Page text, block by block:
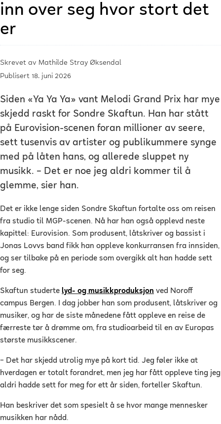
inn over seg hvor stort det
er
Skrevet av Mathilde Stray Øksendal
Publisert 18. juni 2026
Siden «Ya Ya Ya» vant Melodi Grand Prix har mye
skjedd raskt for Sondre Skaftun. Han har stått
på Eurovision-scenen foran millioner av seere,
sett tusenvis av artister og publikummere synge
med på låten hans, og allerede sluppet ny
musikk. – Det er noe jeg aldri kommer til å
glemme, sier han.
Det er ikke lenge siden Sondre Skaftun fortalte oss om reisen
fra studio til MGP-scenen. Nå har han også opplevd neste
kapittel: Eurovision. Som produsent, låtskriver og bassist i
Jonas Lovvs band fikk han oppleve konkurransen fra innsiden,
og ser tilbake på en periode som overgikk alt han hadde sett
for seg.
Skaftun studerte lyd- og musikkproduksjon ved Noroff
campus Bergen. I dag jobber han som produsent, låtskriver og
musiker, og har de siste månedene fått oppleve en reise de
færreste tør å drømme om, fra studioarbeid til en av Europas
største musikkscener.
– Det har skjedd utrolig mye på kort tid. Jeg føler ikke at
hverdagen er totalt forandret, men jeg har fått oppleve ting jeg
aldri hadde sett for meg for ett år siden, forteller Skaftun.
Han beskriver det som spesielt å se hvor mange mennesker
musikken har nådd.